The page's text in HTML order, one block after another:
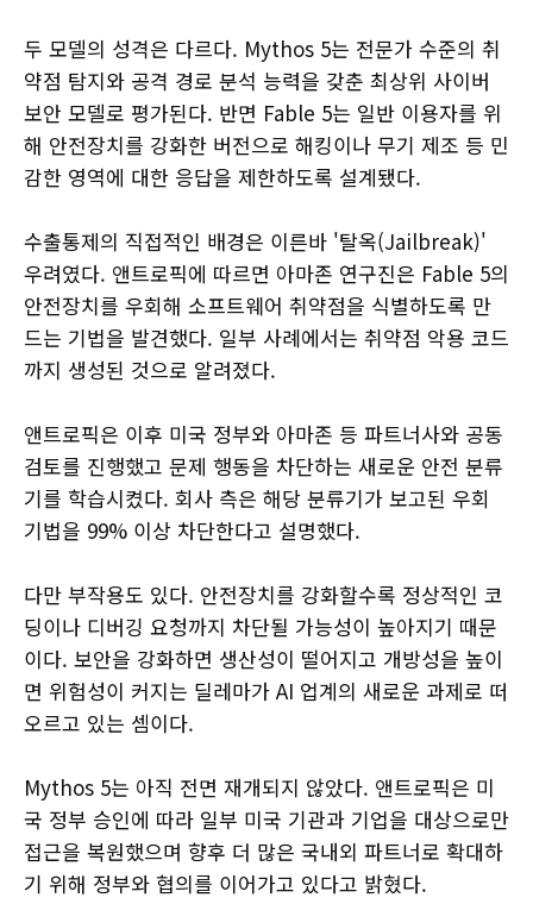
두 모델의 성격은 다르다. Mythos 5는 전문가 수준의 취
약점 탐지와 공격 경로 분석 능력을 갖춘 최상위 사이버
보안 모델로 평가된다. 반면 Fable 5는 일반 이용자를 위
해 안전장치를 강화한 버전으로 해킹이나 무기 제조 등 민
감한 영역에 대한 응답을 제한하도록 설계됐다.
수출통제의 직접적인 배경은 이른바 '탈옥(Jailbreak)'
우려였다. 앤트로픽에 따르면 아마존 연구진은 Fable 5의
안전장치를 우회해 소프트웨어 취약점을 식별하도록 만
드는 기법을 발견했다. 일부 사례에서는 취약점 악용 코드
까지 생성된 것으로 알려졌다.
앤트로픽은 이후 미국 정부와 아마존 등 파트너사와 공동
검토를 진행했고 문제 행동을 차단하는 새로운 안전 분류
기를 학습시켰다. 회사 측은 해당 분류기가 보고된 우회
기법을 99% 이상 차단한다고 설명했다.
다만 부작용도 있다. 안전장치를 강화할수록 정상적인 코
딩이나 디버깅 요청까지 차단될 가능성이 높아지기 때문
이다. 보안을 강화하면 생산성이 떨어지고 개방성을 높이
면 위험성이 커지는 딜레마가 AI 업계의 새로운 과제로 떠
오르고 있는 셈이다.
Mythos 5는 아직 전면 재개되지 않았다. 앤트로픽은 미
국 정부 승인에 따라 일부 미국 기관과 기업을 대상으로만
접근을 복원했으며 향후 더 많은 국내외 파트너로 확대하
기 위해 정부와 협의를 이어가고 있다고 밝혔다.